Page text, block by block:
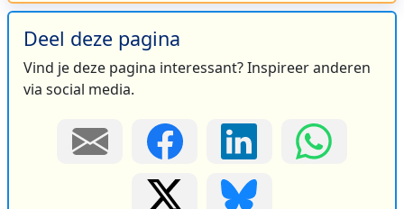
Deel deze pagina
Vind je deze pagina interessant? Inspireer anderen
via social media.